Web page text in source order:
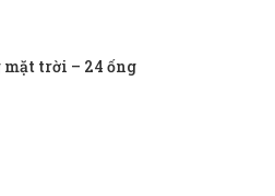
trời – 24 ống